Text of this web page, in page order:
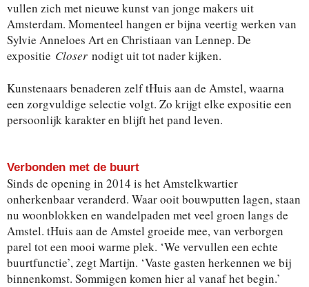
vullen zich met nieuwe kunst van jonge makers uit
Amsterdam. Momenteel hangen er bijna veertig werken van
Sylvie Anneloes Art en Christiaan van Lennep. De
expositie Closer nodigt uit tot nader kijken.
Kunstenaars benaderen zelf tHuis aan de Amstel, waarna
een zorgvuldige selectie volgt. Zo krijgt elke expositie een
persoonlijk karakter en blijft het pand leven.
Verbonden met de buurt
Sinds de opening in 2014 is het Amstelkwartier
onherkenbaar veranderd. Waar ooit bouwputten lagen, staan
nu woonblokken en wandelpaden met veel groen langs de
Amstel. tHuis aan de Amstel groeide mee, van verborgen
parel tot een mooi warme plek. ‘We vervullen een echte
buurtfunctie’, zegt Martijn. ‘Vaste gasten herkennen we bij
binnenkomst. Sommigen komen hier al vanaf het begin.’